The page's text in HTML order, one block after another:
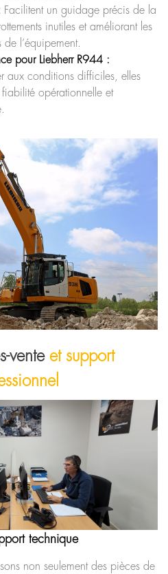
Facilitent un guidage précis de la
inutiles et améliorant les
l’équipement.
pour Liebherr R944 :
aux conditions difficiles, elles
opérationnelle et
vente et support
technique
non seulement des pièces de